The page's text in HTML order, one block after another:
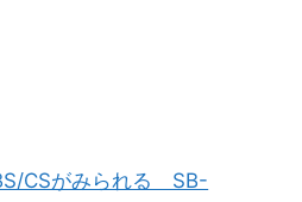
CSがみられる SB-